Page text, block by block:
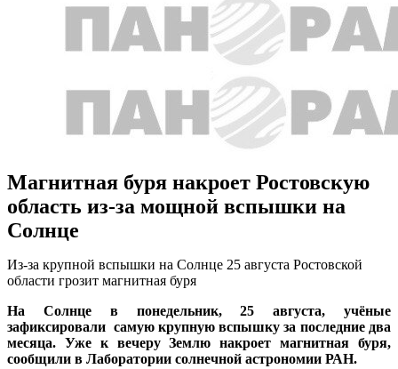
Магнитная буря накроет Ростовскую
область из-за мощной вспышки на
Солнце
Из-за крупной вспышки на Солнце 25 августа Ростовской
области грозит магнитная буря
На Солнце в понедельник, 25 августа, учёные
зафиксировали самую крупную вспышку за последние два
месяца. Уже к вечеру Землю накроет магнитная буря,
сообщили в Лаборатории солнечной астрономии РАН.